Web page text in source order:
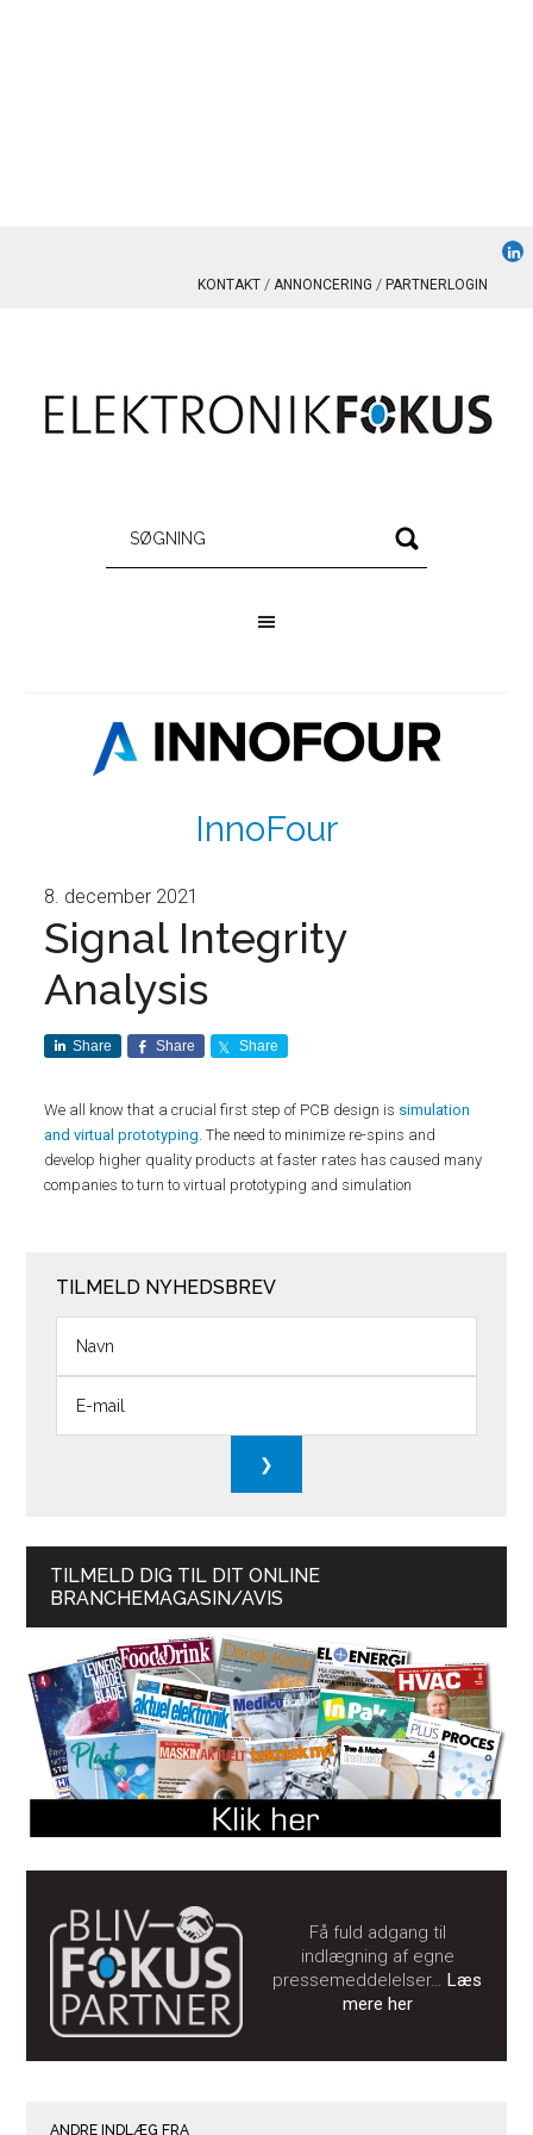
KONTAKT ANNONCERING PARTNERLOGIN
InnoFour
8. december 2021
Signal Integrity
Analysis
Share Share Share
We all know that a crucial first step of PCB design is simulation
and virtual prototyping. The need to minimize re-spins and
develop higher quality products at faster rates has caused many
companies to turn to virtual prototyping and simulation
TILMELD NYHEDSBREV
TILMELD DIG TIL DIT ONLINE
BRANCHEMAGASIN/AVIS
Få fuld adgang til
indlægning af egne
pressemeddelelser…Læs
mere her
ANDRE INDLÆG FRA